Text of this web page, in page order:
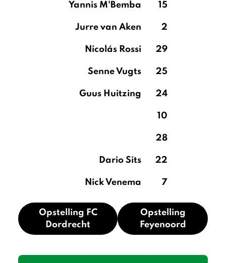
Yannis M'Bemba 15
Jurre van Aken 2
Nicolás Rossi 29
Senne Vugts 25
Guus Huitzing 24
10
28
Dario Sits 22
Nick Venema 7
Opstelling FC
Dordrecht
Opstelling
Feyenoord